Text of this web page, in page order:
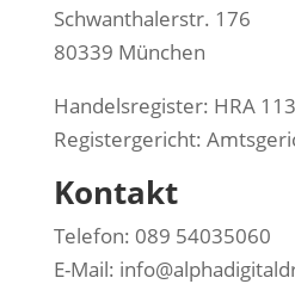
Schwanthalerstr. 176
80339 München
Handelsregister: HRA
Registergericht:
Kontakt
Telefon: 089 54035060
E-Mail: